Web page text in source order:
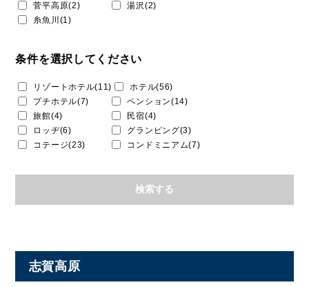
菅平高原(2)
湯沢(2)
糸魚川(1)
条件を選択してください
リゾートホテル(11)
ホテル(56)
プチホテル(7)
ペンション(14)
旅館(4)
民宿(4)
ロッヂ(6)
グランピング(3)
コテージ(23)
コンドミニアム(7)
志賀高原